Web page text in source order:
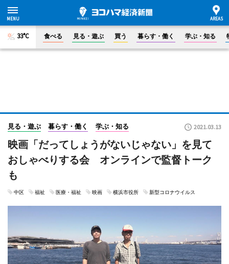
33°C 食べる 見る・遊ぶ 買う 暮らす・働く 学ぶ・知る
見る・遊ぶ 暮らす・働く 学ぶ・知る 2021.03.13
映画「だってしょうがないじゃない」を見て
おしゃべりする会 オンラインで監督トーク
も
中区 福祉 医療・福祉 映画 横浜市役所 新型コロナウイルス